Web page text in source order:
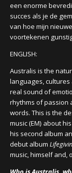
een enorme
succes als je de
van hoe mijn
voortekenen
ENGLISH:
Australis is the
languages,
real sound of
rhythms of passion
words. This is the
music (EM) about
his second album
debut album
music, himself and,